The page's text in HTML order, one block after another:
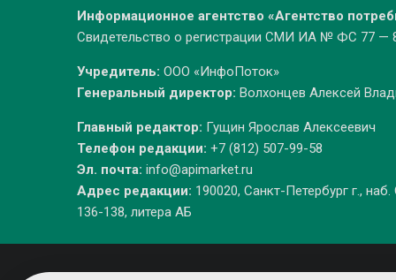
Информационное агентство «Агентство
Свидетельство о регистрации СМИ ИА № ФС 77 —
Учредитель: ООО «ИнфоПоток»
Генеральный директор: Волхонцев Алексей
Главный редактор: Гущин Ярослав Алексеевич
Телефон редакции: +7 (812) 507-99-58
Эл. почта: info@apimarket.ru
Адрес редакции: 190020, Санкт-Петербург г.,
136-138, литера АБ